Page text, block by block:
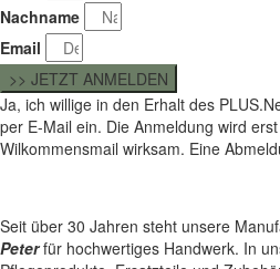
Nachname
Email
>> JETZT ANMELDEN
Ja, ich willige in den Erhalt des
per E-Mail ein. Die Anmeldung wird
Wilkommensmail wirksam. Eine
Seit über 30 Jahren steht unsere
Peterfür hochwertiges Handwerk. In